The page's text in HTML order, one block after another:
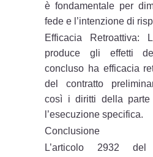
è fondamentale per
fede e l’intenzione di
Efficacia Retroattiva:
produce gli effetti
concluso ha efficacia
del contratto
così i diritti della
l’esecuzione specifica.
Conclusione
L’articolo 2932